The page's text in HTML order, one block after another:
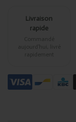
Livraison
rapide
Commandé
aujourd’hui, livré
rapidement